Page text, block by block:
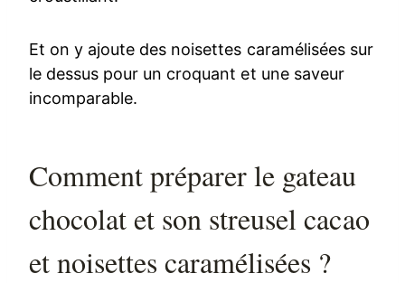
Et on y ajoute des noisettes caramélisées sur
le dessus pour un croquant et une saveur
incomparable.
Comment préparer le gateau
chocolat et son streusel cacao
et noisettes caramélisées ?